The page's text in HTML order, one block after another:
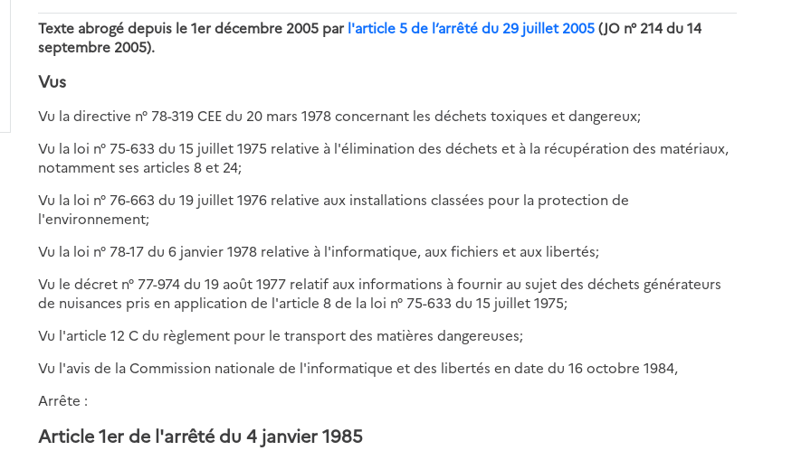
Texte abrogé depuis le 1er décembre 2005 par l'article 5 de l’arrêté du 29 juillet 2005(JO n° 214 du 14
septembre 2005).
Vus
Vu la directive n° 78-319 CEE du 20 mars 1978 concernant les déchets toxiques et dangereux;
Vu la loi n° 75-633 du 15 juillet 1975 relative à l'élimination des déchets et à la récupération des matériaux,
notamment ses articles 8 et 24;
Vu la loi n° 76-663 du 19 juillet 1976 relative aux installations classées pour la protection de
l'environnement;
Vu la loi n° 78-17 du 6 janvier 1978 relative à l'informatique, aux fichiers et aux libertés;
Vu le décret n° 77-974 du 19 août 1977 relatif aux informations à fournir au sujet des déchets générateurs
de nuisances pris en application de l'article 8 de la loi n° 75-633 du 15 juillet 1975;
Vu l'article 12 C du règlement pour le transport des matières dangereuses;
Vu l'avis de la Commission nationale de l'informatique et des libertés en date du 16 octobre 1984,
Arrête :
Article 1er de l'arrêté du 4 janvier 1985